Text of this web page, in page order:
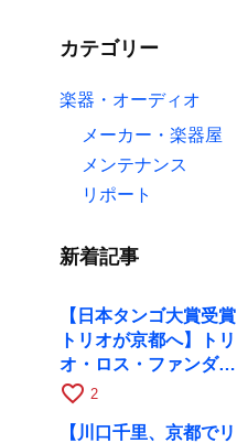
カテゴリー
楽器・オーディオ
メーカー・楽器屋
メンテナンス
リポート
新着記事
【日本タンゴ大賞受賞
トリオが京都へ】トリ
オ・ロス・ファンダン
ゴスが10月9日にRAG
favorite_border 2
【川口千里、京都でリ